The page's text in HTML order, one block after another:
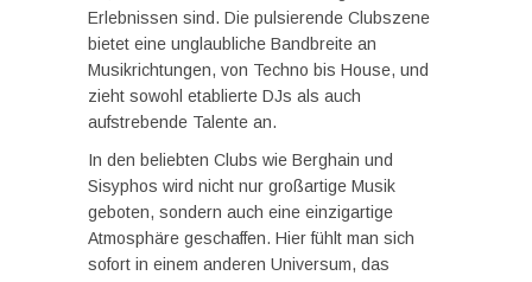
Erlebnissen sind. Die pulsierende Clubszene
bietet eine unglaubliche Bandbreite an
Musikrichtungen, von Techno bis House, und
zieht sowohl etablierte DJs als auch
aufstrebende Talente an.
In den beliebten Clubs wie Berghain und
Sisyphos wird nicht nur großartige Musik
geboten, sondern auch eine einzigartige
Atmosphäre geschaffen. Hier fühlt man sich
sofort in einem anderen Universum, das